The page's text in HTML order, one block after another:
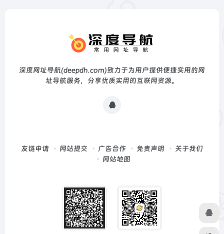
深度网址导航(deepdh.com)致力于为用户提供便捷实用的网
址导航服务，分享优质实用的互联网资源。
友链申请 网站提交 广告合作 免责声明
关于我们
网站地图